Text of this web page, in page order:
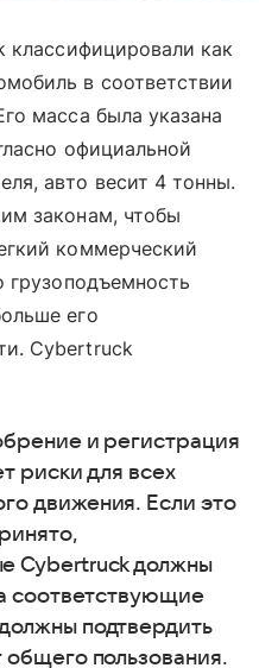
классифицировали как
в соответствии
масса была указана
официальной
авто весит 4 тонны.
законам, чтобы
коммерческий
грузоподъемность
его
Cybertruck
и регистрация
риски для всех
движения. Если это
Cybertruck должны
соответствующие
подтвердить
общего пользования.